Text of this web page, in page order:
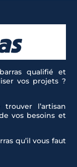
qualifié et
vos projets ?
l’artisan
vos besoins et
qu’il vous faut